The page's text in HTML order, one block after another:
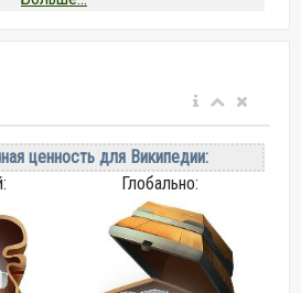
ценность для Википедии:
Глобально: